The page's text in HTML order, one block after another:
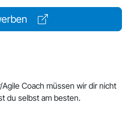
Coach müssen wir dir nicht
du selbst am besten.